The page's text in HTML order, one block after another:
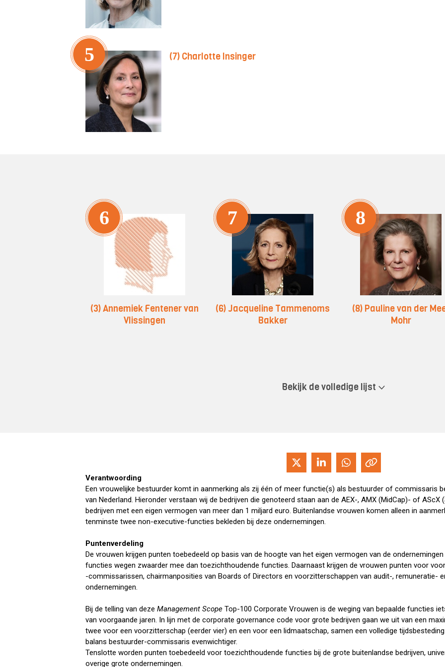
5 (7) Charlotte Insinger
6
(3) Annemiek Fentener van
Vlissingen
7
(6) Jacqueline Tammenoms
Bakker
8
(8) Pauline van der
Mohr
Bekijk de volledige lijst
Verantwoording
Een vrouwelijke bestuurder komt in aanmerking als zij één of meer functie(s) als bestuurder of commissaris
van Nederland. Hieronder verstaan wij de bedrijven die genoteerd staan aan de AEX-, AMX (MidCap)- of
bedrijven met een eigen vermogen van meer dan 1 miljard euro. Buitenlandse vrouwen komen alleen in
tenminste twee non-executive-functies bekleden bij deze ondernemingen.
Puntenverdeling
De vrouwen krijgen punten toebedeeld op basis van de hoogte van het eigen vermogen van de
functies wegen zwaarder mee dan toezichthoudende functies. Daarnaast krijgen de vrouwen punten voor
-commissarissen, chairmanposities van Boards of Directors en voorzitterschappen van audit-, remuneratie-
ondernemingen.
Bij de telling van deze Management Scope Top-100 Corporate Vrouwen is de weging van bepaalde functies
van voorgaande jaren. In lijn met de corporate governance code voor grote bedrijven gaan we uit van een
twee voor een voorzitterschap (eerder vier) en een voor een lidmaatschap, samen een volledige
balans bestuurder-commissaris evenwichtiger.
Tenslotte worden punten toebedeeld voor toezichthoudende functies bij de grote buitenlandse bedrijven,
overige grote ondernemingen.